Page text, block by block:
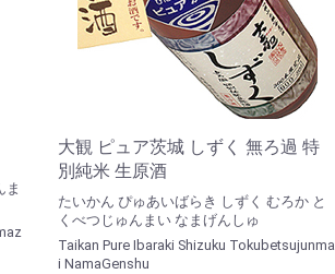
ま
大観 ピュア茨城 しずく 無ろ過 特
別純米 生原酒
たいかん ぴゅあいばらき しずく むろか と
くべつじゅんまい なまげんしゅ
Taikan Pure Ibaraki Shizuku Tokubetsujunma
i NamaGenshu